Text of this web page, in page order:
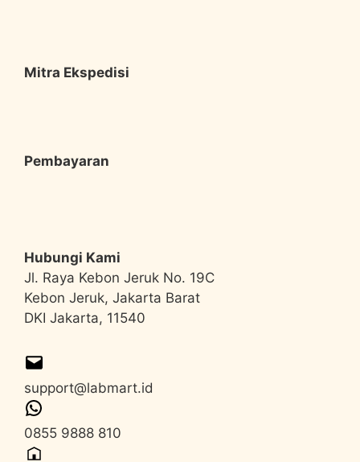
Mitra Ekspedisi
Pembayaran
Hubungi Kami
Jl. Raya Kebon Jeruk No. 19C
Kebon Jeruk, Jakarta Barat
DKI Jakarta, 11540
support@labmart.id
0855 9888 810